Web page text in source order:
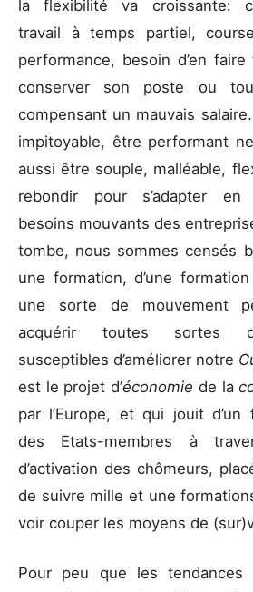
la flexibilité va croissante:
travail à temps partiel,
performance, besoin d’en
conserver son poste ou
compensant un mauvais
impitoyable, être performant
aussi être souple, malléable,
rebondir pour s’adapter en
besoins mouvants des
tombe, nous sommes censés
une formation, d’une
une sorte de mouvement
acquérir toutes sortes
susceptibles d’améliorer notre
est le projet d’économie de la
par l’Europe, et qui jouit d’un
des Etats-membres à
d’activation des chômeurs,
de suivre mille et une
voir couper les moyens de
Pour peu que les tendances